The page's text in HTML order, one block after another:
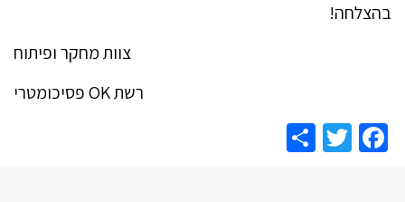
בהצלחה!
צוות מחקר ופיתוח
רשת OK פסיכומטרי
Facebook
Twitter